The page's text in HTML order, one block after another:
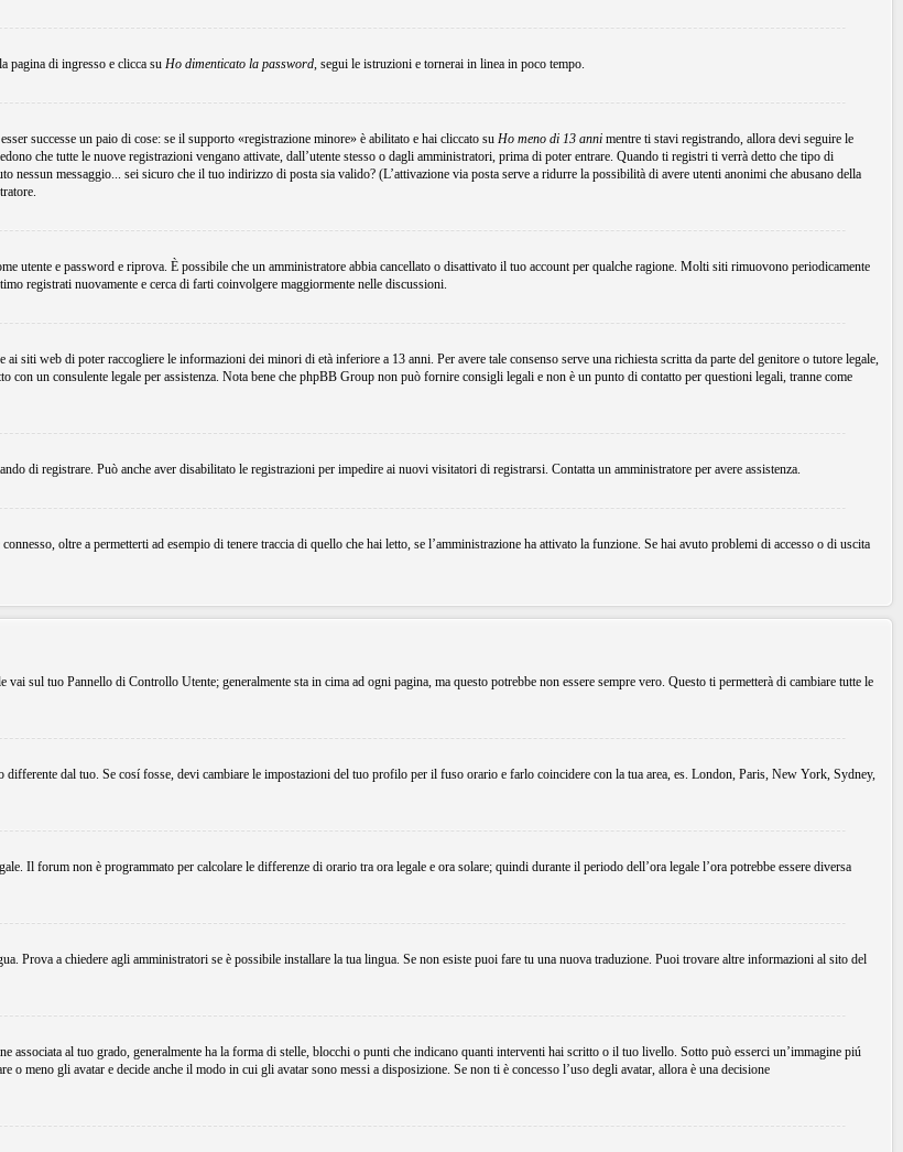
pagina di ingresso e clicca su Ho dimenticato la password, segui le istruzioni e tornerai in linea in poco tempo.
successe un paio di cose: se il supporto «registrazione minore» è abilitato e hai cliccato su Ho meno di 13 anni mentre ti stavi registrando, allora devi seguire le
che tutte le nuove registrazioni vengano attivate, dall’utente stesso o dagli amministratori, prima di poter entrare. Quando ti registri ti verrà detto che tipo di
messaggio... sei sicuro che il tuo indirizzo di posta sia valido? (L’attivazione via posta serve a ridurre la possibilità di avere utenti anonimi che abusano della
utente e password e riprova. È possibile che un amministratore abbia cancellato o disattivato il tuo account per qualche ragione. Molti siti rimuovono periodicamente
registrati nuovamente e cerca di farti coinvolgere maggiormente nelle discussioni.
siti web di poter raccogliere le informazioni dei minori di età inferiore a 13 anni. Per avere tale consenso serve una richiesta scritta da parte del genitore o tutore legale,
un consulente legale per assistenza. Nota bene che phpBB Group non può fornire consigli legali e non è un punto di contatto per questioni legali, tranne come
di registrare. Può anche aver disabilitato le registrazioni per impedire ai nuovi visitatori di registrarsi. Contatta un amministratore per avere assistenza.
oltre a permetterti ad esempio di tenere traccia di quello che hai letto, se l’amministrazione ha attivato la funzione. Se hai avuto problemi di accesso o di uscita
sul tuo Pannello di Controllo Utente; generalmente sta in cima ad ogni pagina, ma questo potrebbe non essere sempre vero. Questo ti permetterà di cambiare tutte le
differente dal tuo. Se cosí fosse, devi cambiare le impostazioni del tuo profilo per il fuso orario e farlo coincidere con la tua area, es. London, Paris, New York, Sydney,
Il forum non è programmato per calcolare le differenze di orario tra ora legale e ora solare; quindi durante il periodo dell’ora legale l’ora potrebbe essere diversa
Prova a chiedere agli amministratori se è possibile installare la tua lingua. Se non esiste puoi fare tu una nuova traduzione. Puoi trovare altre informazioni al sito del
associata al tuo grado, generalmente ha la forma di stelle, blocchi o punti che indicano quanti interventi hai scritto o il tuo livello. Sotto può esserci un’immagine piú
o meno gli avatar e decide anche il modo in cui gli avatar sono messi a disposizione. Se non ti è concesso l’uso degli avatar, allora è una decisione